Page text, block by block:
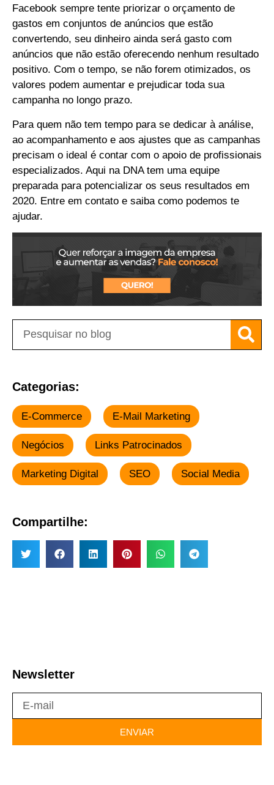
Facebook sempre tente priorizar o orçamento de
gastos em conjuntos de anúncios que estão
convertendo, seu dinheiro ainda será gasto com
anúncios que não estão oferecendo nenhum resultado
positivo. Com o tempo, se não forem otimizados, os
valores podem aumentar e prejudicar toda sua
campanha no longo prazo.
Para quem não tem tempo para se dedicar à análise,
ao acompanhamento e aos ajustes que as campanhas
precisam o ideal é contar com o apoio de profissionais
especializados. Aqui na DNA tem uma equipe
preparada para potencializar os seus resultados em
2020. Entre em contato e saiba como podemos te
ajudar.
Categorias:
E-Commerce E-Mail Marketing
Negócios Links Patrocinados
Marketing Digital SEO Social Media
Compartilhe:
Newsletter
ENVIAR